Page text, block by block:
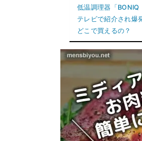
低温調理器「BONIQ
テレビで紹介され爆
どこで買えるの？